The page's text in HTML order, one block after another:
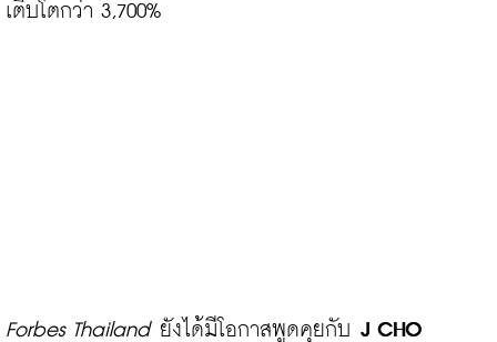
เติบโตกว่า 3,700%
Forbes Thailand ยังได้มีโอกาสพูดคุยกับ J CHO